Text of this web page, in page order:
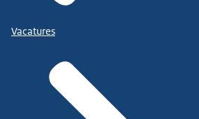
Vacatures